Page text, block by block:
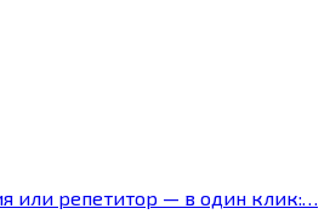
или репетитор — в один клик:…